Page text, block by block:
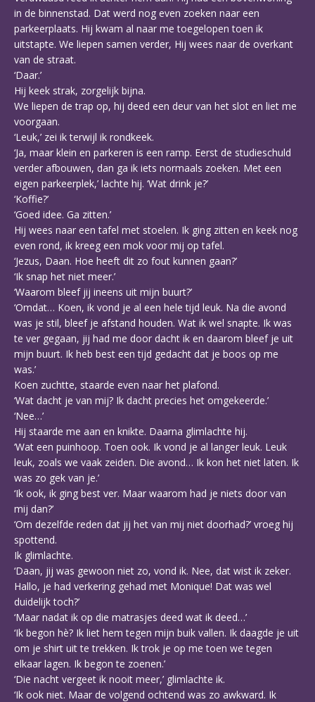
in de binnenstad. Dat werd nog even zoeken naar een
parkeerplaats. Hij kwam al naar me toegelopen toen ik
uitstapte. We liepen samen verder, Hij wees naar de overkant
van de straat.
‘Daar.’
Hij keek strak, zorgelijk bijna.
We liepen de trap op, hij deed een deur van het slot en liet me
voorgaan.
‘Leuk,’ zei ik terwijl ik rondkeek.
‘Ja, maar klein en parkeren is een ramp. Eerst de studieschuld
verder afbouwen, dan ga ik iets normaals zoeken. Met een
eigen parkeerplek,’ lachte hij. ‘Wat drink je?’
‘Koffie?’
‘Goed idee. Ga zitten.’
Hij wees naar een tafel met stoelen. Ik ging zitten en keek nog
even rond, ik kreeg een mok voor mij op tafel.
‘Jezus, Daan. Hoe heeft dit zo fout kunnen gaan?’
‘Ik snap het niet meer.’
‘Waarom bleef jij ineens uit mijn buurt?’
‘Omdat… Koen, ik vond je al een hele tijd leuk. Na die avond
was je stil, bleef je afstand houden. Wat ik wel snapte. Ik was
te ver gegaan, jij had me door dacht ik en daarom bleef je uit
mijn buurt. Ik heb best een tijd gedacht dat je boos op me
was.’
Koen zuchtte, staarde even naar het plafond.
‘Wat dacht je van mij? Ik dacht precies het omgekeerde.’
‘Nee…’
Hij staarde me aan en knikte. Daarna glimlachte hij.
‘Wat een puinhoop. Toen ook. Ik vond je al langer leuk. Leuk
leuk, zoals we vaak zeiden. Die avond… Ik kon het niet laten. Ik
was zo gek van je.’
‘Ik ook, ik ging best ver. Maar waarom had je niets door van
mij dan?’
‘Om dezelfde reden dat jij het van mij niet doorhad?’ vroeg hij
spottend.
Ik glimlachte.
‘Daan, jij was gewoon niet zo, vond ik. Nee, dat wist ik zeker.
Hallo, je had verkering gehad met Monique! Dat was wel
duidelijk toch?’
‘Maar nadat ik op die matrasjes deed wat ik deed…’
‘Ik begon hè? Ik liet hem tegen mijn buik vallen. Ik daagde je uit
om je shirt uit te trekken. Ik trok je op me toen we tegen
elkaar lagen. Ik begon te zoenen.’
‘Die nacht vergeet ik nooit meer,’ glimlachte ik.
‘Ik ook niet. Maar de volgend ochtend was zo awkward. Ik